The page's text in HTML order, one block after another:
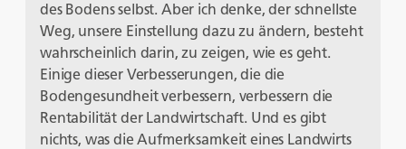
des Bodens selbst. Aber ich denke, der schnellste
Weg, unsere Einstellung dazu zu ändern, besteht
wahrscheinlich darin, zu zeigen, wie es geht.
Einige dieser Verbesserungen, die die
Bodengesundheit verbessern, verbessern die
Rentabilität der Landwirtschaft. Und es gibt
nichts, was die Aufmerksamkeit eines Landwirts